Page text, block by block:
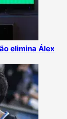
elimina Álex